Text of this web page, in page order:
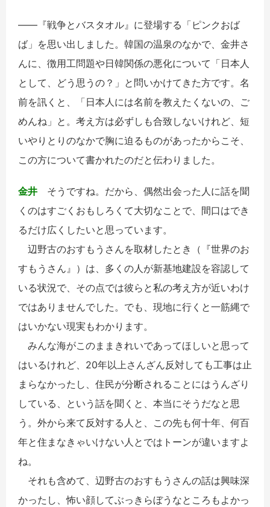
――『戦争とバスタオル』に登場する「ピンクおば
ば」を思い出しました。韓国の温泉のなかで、金井さ
んに、徴用工問題や日韓関係の悪化について「日本人
として、どう思うの？」と問いかけてきた方です。名
前を訊くと、「日本人には名前を教えたくないの、ご
めんね」と。考え方は必ずしも合致しないけれど、短
いやりとりのなかで胸に迫るものがあったからこそ、
この方について書かれたのだと伝わりました。
金井 そうですね。だから、偶然出会った人に話を聞
くのはすごくおもしろくて大切なことで、間口はでき
るだけ広くしたいと思っています。
辺野古のおすもうさんを取材したとき（『世界のお
すもうさん』）は、多くの人が新基地建設を容認して
いる状況で、その点では彼らと私の考え方が近いわけ
ではありませんでした。でも、現地に行くと一筋縄で
はいかない現実もわかります。
みんな海がこのままきれいであってほしいと思って
はいるけれど、20年以上さんざん反対しても工事は止
まらなかったし、住民が分断されることにはうんざり
している、という話を聞くと、本当にそうだなと思
う。外から来て反対する人と、この先も何十年、何百
年と住まなきゃいけない人とではトーンが違いますよ
ね。
それも含めて、辺野古のおすもうさんの話は興味深
かったし、怖い顔してぶっきらぼうなところもよかっ